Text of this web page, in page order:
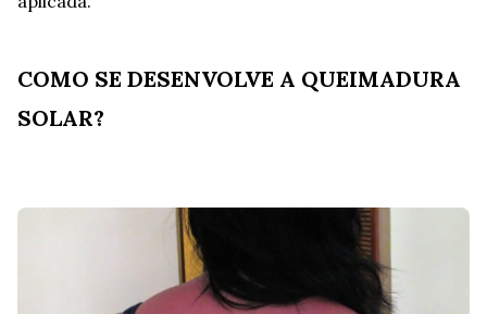
COMO SE DESENVOLVE A QUEIMADURA
SOLAR?